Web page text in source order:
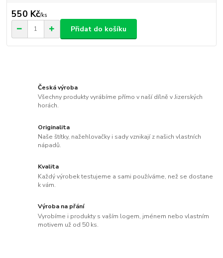
550 Kč/ks
Přidat do košíku
Česká výroba
Všechny produkty vyrábíme přímo v naší dílně v Jizerských
horách.
Originalita
Naše štítky, nažehlovačky i sady vznikají z našich vlastních
nápadů.
Kvalita
Každý výrobek testujeme a sami používáme, než se dostane
k vám.
Výroba na přání
Vyrobíme i produkty s vaším logem, jménem nebo vlastním
motivem už od 50 ks.